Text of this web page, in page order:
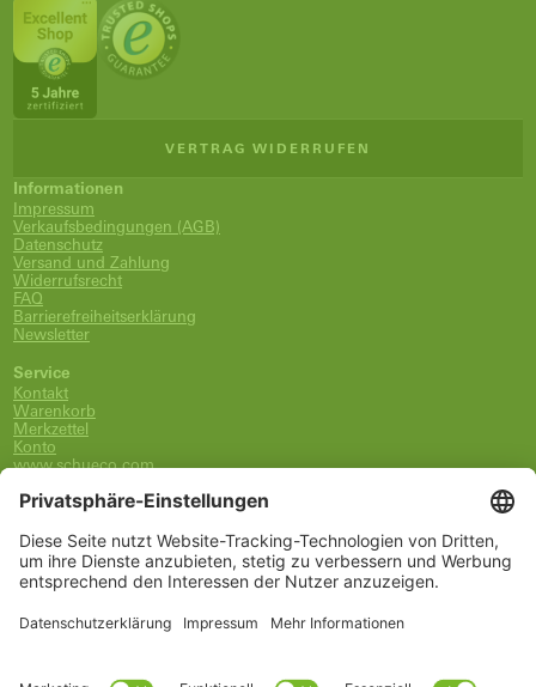
VERTRAG WIDERRUFEN
Informationen
Impressum
Verkaufsbedingungen (AGB)
Datenschutz
Versand und Zahlung
Widerrufsrecht
FAQ
Barrierefreiheitserklärung
Newsletter
Service
Kontakt
Warenkorb
Merkzettel
Konto
www.schueco.com
0800-400-4007
Unsere Marken
Alle Marken
Schüco International KG